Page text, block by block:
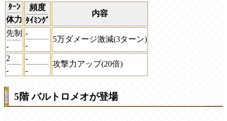
ﾀｰﾝ
体力
頻度
ﾀｲﾐﾝｸﾞ
内容
先制
-
-
-
5万ダメージ激減(3ターン)
2
-
-
-
攻撃力アップ(20倍)
5階 バルトロメオが登場